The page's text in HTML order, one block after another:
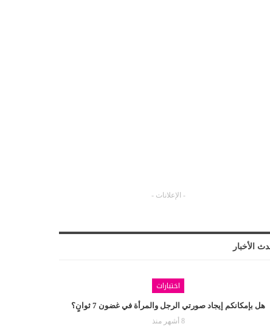
- الإعلانات -
الأخبار
اختبارات
هل بإمكانكم إيجاد صورتي الرجل والمرأة في غضون 7 ثوانٍ؟
8 أشهر منذ